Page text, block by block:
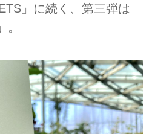
」に続く、第三弾は
。